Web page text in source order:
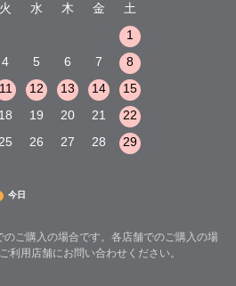
火 水 木 金
土
1
4 5 6 7
8
11 12 13 14
15
18 19 20 21
22
26 27 28
29
今日
ご購入の場合です。各店舗でのご購入の場
利用店舗にお問い合わせください。